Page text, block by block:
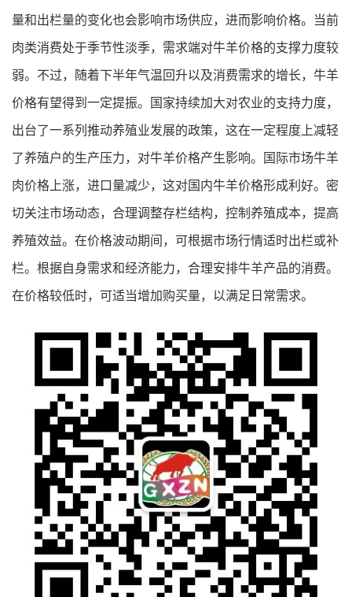
量和出栏量的变化也会影响市场供应，进而影响价格。当前
肉类消费处于季节性淡季，需求端对牛羊价格的支撑力度较
弱。不过，随着下半年气温回升以及消费需求的增长，牛羊
价格有望得到一定提振。国家持续加大对农业的支持力度，
出台了一系列推动养殖业发展的政策，这在一定程度上减轻
了养殖户的生产压力，对牛羊价格产生影响。国际市场牛羊
肉价格上涨，进口量减少，这对国内牛羊价格形成利好。密
切关注市场动态，合理调整存栏结构，控制养殖成本，提高
养殖效益。在价格波动期间，可根据市场行情适时出栏或补
栏。根据自身需求和经济能力，合理安排牛羊产品的消费。
在价格较低时，可适当增加购买量，以满足日常需求。